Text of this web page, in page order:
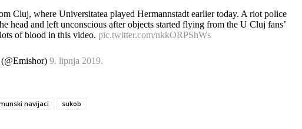
Cluj, where Universitatea played Hermannstadt earlier today. A riot police
head and left unconscious after objects started flying from the U Cluj fans’
of blood in this video. pic.twitter.com/nkkORPShWs
9. lipnja 2019.
navijaci sukob